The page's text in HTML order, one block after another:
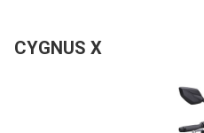
CYGNUS X